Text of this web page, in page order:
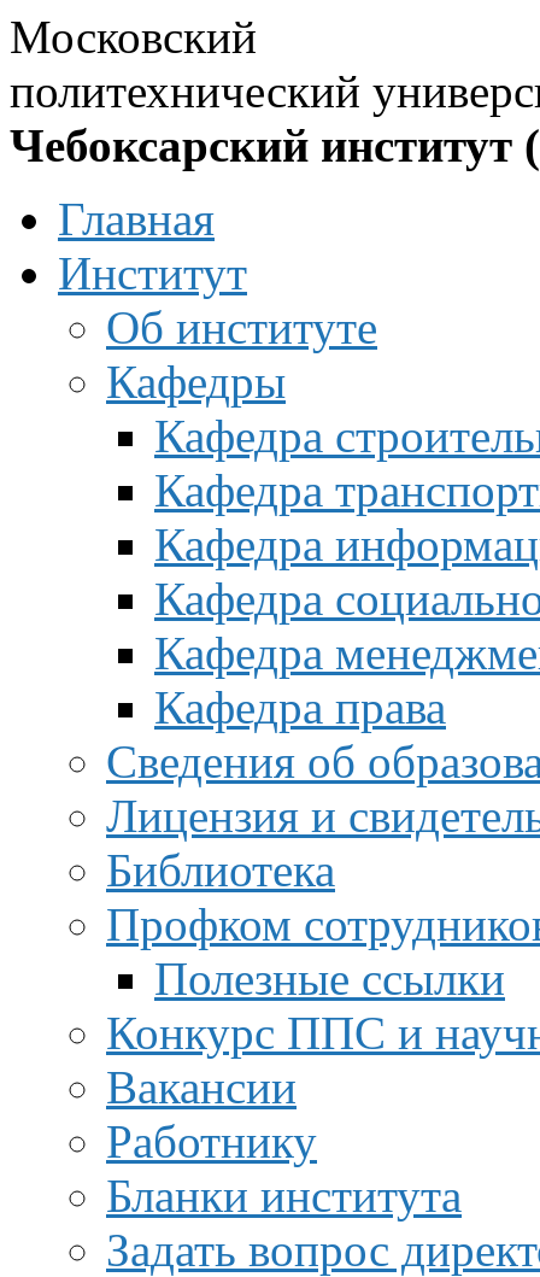
Московский
политехнический
Чебоксарский институт
Главная
Институт
Об институте
Кафедры
Кафедра
Кафедра
Кафедра
Кафедра
Кафедра
Кафедра права
Сведения об
Лицензия и
Библиотека
Профком
Полезные ссылки
Конкурс ППС и
Вакансии
Работнику
Бланки института
Задать вопрос